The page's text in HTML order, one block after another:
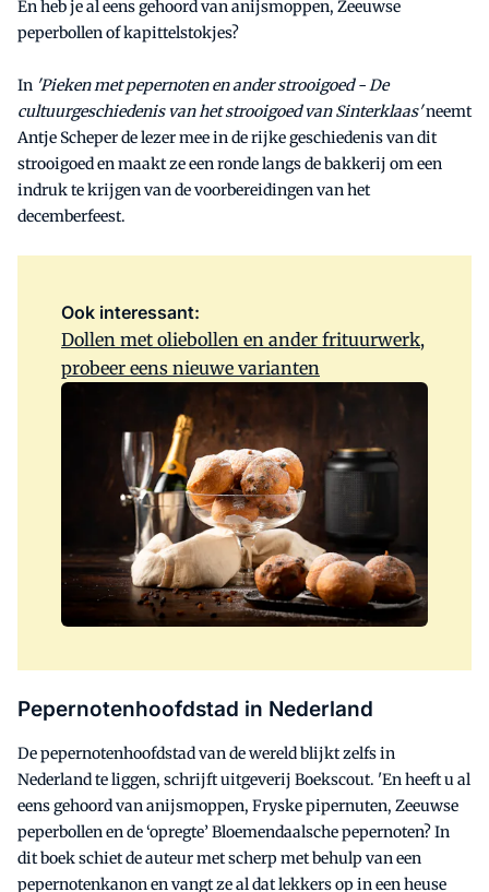
En heb je al eens gehoord van anijsmoppen, Zeeuwse
peperbollen of kapittelstokjes?
In 'Pieken met pepernoten en ander strooigoed - De
cultuurgeschiedenis van het strooigoed van Sinterklaas'neemt
Antje Scheper de lezer mee in de rijke geschiedenis van dit
strooigoed en maakt ze een ronde langs de bakkerij om een
indruk te krijgen van de voorbereidingen van het
decemberfeest.
Ook interessant:
Dollen met oliebollen en ander frituurwerk,
probeer eens nieuwe varianten
Pepernotenhoofdstad in Nederland
De pepernotenhoofdstad van de wereld blijkt zelfs in
Nederland te liggen, schrijft uitgeverij Boekscout. 'En heeft u al
eens gehoord van anijsmoppen, Fryske pipernuten, Zeeuwse
peperbollen en de ‘opregte’ Bloemendaalsche pepernoten? In
dit boek schiet de auteur met scherp met behulp van een
pepernotenkanon en vangt ze al dat lekkers op in een heuse